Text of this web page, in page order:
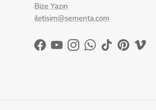
Bize Yazın
iletisim@sementa.com
Facebook
YouTubeInstagramWhatsApp
TikTokPinterestVimeo